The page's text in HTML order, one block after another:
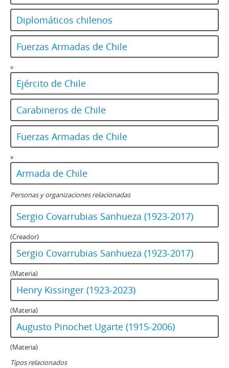
Diplomáticos chilenos
Fuerzas Armadas de Chile
»
Ejército de Chile
Carabineros de Chile
Fuerzas Armadas de Chile
»
Armada de Chile
Personas y organizaciones relacionadas
Sergio Covarrubias Sanhueza (1923-2017)
(Creador)
Sergio Covarrubias Sanhueza (1923-2017)
(Materia)
Henry Kissinger (1923-2023)
(Materia)
Augusto Pinochet Ugarte (1915-2006)
(Materia)
Tipos relacionados